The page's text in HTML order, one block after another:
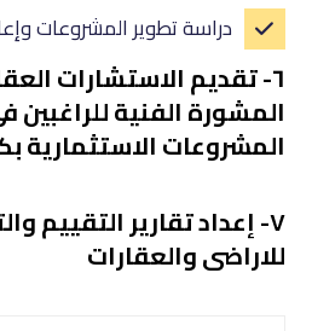
دراسة تطوير المشروعات
٦- تقديم الاستشارات
المشورة الفنية للراغبين
المشروعات الاستثمارية
٧- إعداد تقارير التقييم
للاراضى والعقارات